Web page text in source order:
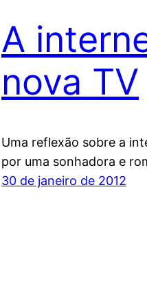
A
nova TV
Uma reflexão sobre a
por uma sonhadora e
30 de janeiro de 2012